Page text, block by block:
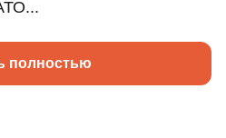
полностью